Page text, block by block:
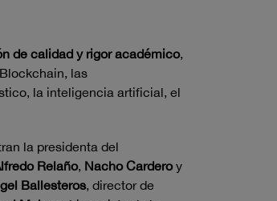
de calidad y rigor académico,
las
la inteligencia artificial, el
la presidenta del
Relaño, Nacho Carderoy
Ballesteros, director de